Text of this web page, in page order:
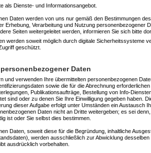
als Dienste- und Informationsangebot.
Daten werden von uns nur gemäß den Bestimmungen
Erhebung, Verarbeitung und Nutzung
Seiten weitergeleitet werden, informieren Sie sich bitte
werden soweit möglich durch digitale
geschützt.
Daten
und verwenden Ihre übermittelten personenbezogenen
sowie die für die Abrechnung
Publikationsaufträge, Bestellung von Info-
sind oder zu denen Sie Ihre Einwilligung gegeben haben.
dieser Aufgabe erfolgt unter Umständen ein Austausch
Daten nicht an Dritte weitergeben; es sei
ist oder Sie selbst dies bestimmen.
Daten, soweit diese für die Begründung, inhaltliche
werden ausschließlich zur Abwicklung
ausdrücklich vorbehalten.